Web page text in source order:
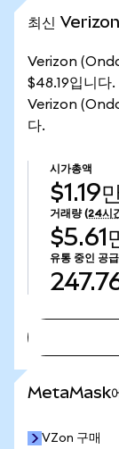
최신
Verizon
$48.19입니다
Verizon
다.
시가총액
$1.19
거래량 (24시
$5.61
유통 중인 공
MetaMask
VZon 구매